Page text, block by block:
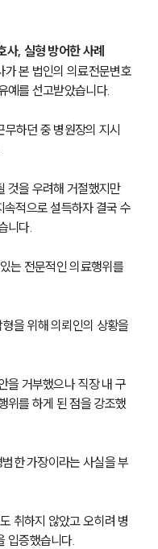
사, 실형 방어한 사례
본 법인의 의료전문변호
예를 선고받았습니다.
하던 중 병원장의 지시
것을 우려해 거절했지만
적으로 설득하자 결국 수
니다.
는 전문적인 의료행위를
을 위해 의뢰인의 상황을
을 거부했으나 직장 내 구
위를 하게 된 점을 강조했
한 가장이라는 사실을 부
취하지 않았고 오히려 병
입증했습니다.